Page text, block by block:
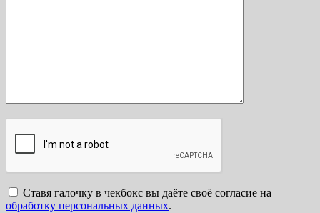
Ставя галочку в чекбокс вы даёте своё согласие на
обработку персональных данных.